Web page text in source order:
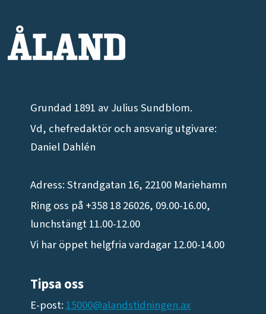
Grundad 1891 av Julius Sundblom.
Vd, chefredaktör och ansvarig utgivare:
Daniel Dahlén
Adress: Strandgatan 16, 22100 Mariehamn
Ring oss på +358 18 26026, 09.00-16.00,
lunchstängt 11.00-12.00
Vi har öppet helgfria vardagar 12.00-14.00
Tipsa oss
E-post:15000@alandstidningen.ax